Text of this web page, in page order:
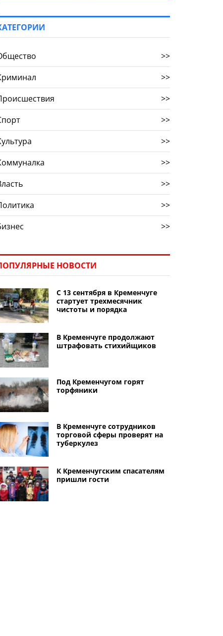
>>
>>
>>
>>
>>
>>
>>
>>
>>
НОВОСТИ
С 13 сентября в Кременчуге
стартует трехмесячник
чистоты и порядка
В Кременчуге продолжают
штрафовать стихийщиков
Под Кременчугом горят
торфяники
В Кременчуге сотрудников
торговой сферы проверят на
туберкулез
К Кременчугским спасателям
пришли гости